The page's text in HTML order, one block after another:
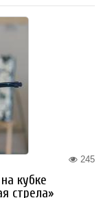
245
кубке
стрела»